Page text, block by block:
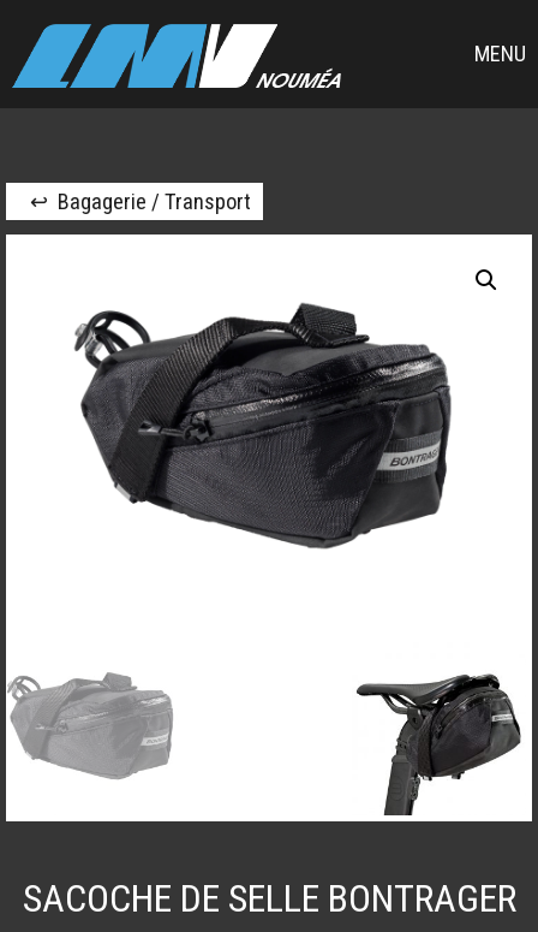
MENU
↩ Bagagerie / Transport
SACOCHE DE SELLE BONTRAGER